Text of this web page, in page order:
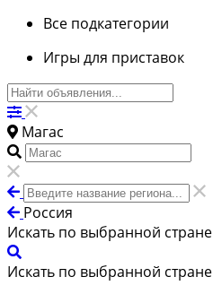
Все подкатегории
Игры для приставок
Магас
Россия
Искать по выбранной стране
Искать по выбранной стране